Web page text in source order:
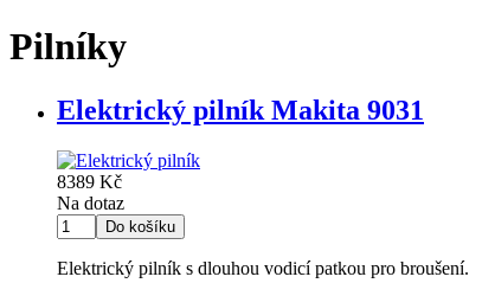
Pilníky
Elektrický pilník Makita 9031
8389 Kč
Na dotaz
Elektrický pilník s dlouhou vodicí patkou pro broušení.